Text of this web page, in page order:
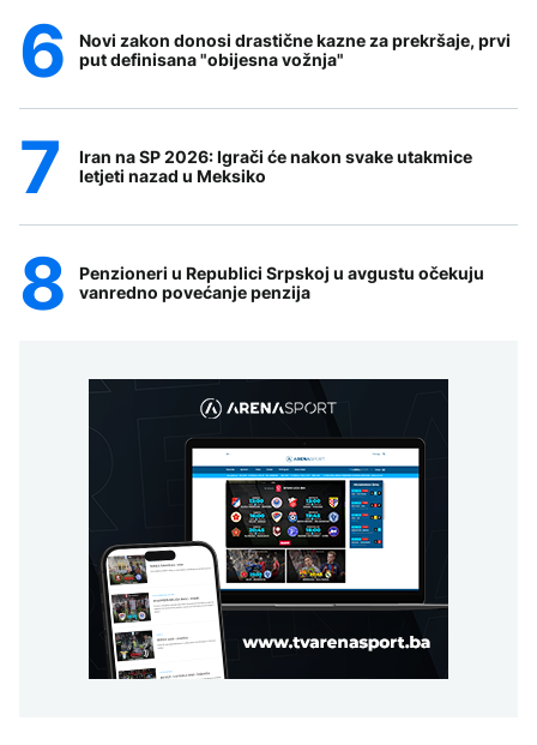
Novi zakon donosi drastične kazne za prekršaje, prvi
put definisana "obijesna vožnja"
Iran na SP 2026: Igrači će nakon svake utakmice
letjeti nazad u Meksiko
Penzioneri u Republici Srpskoj u avgustu očekuju
vanredno povećanje penzija